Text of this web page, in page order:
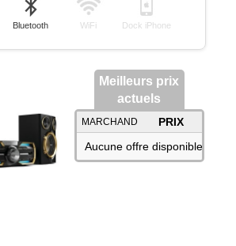
Bluetooth WiFi Dock iPhone
Meilleurs prix
actuels
MARCHAND
PRIX
Aucune offre disponible